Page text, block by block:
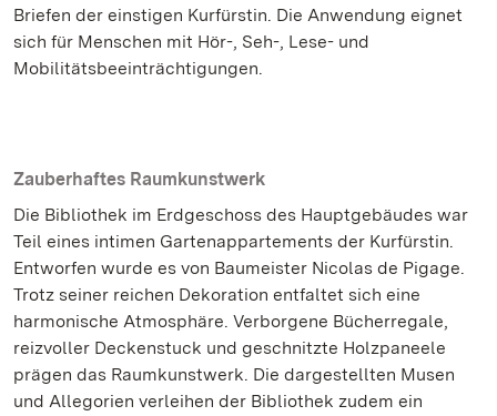
Briefen der einstigen Kurfürstin. Die Anwendung eignet
sich für Menschen mit Hör-, Seh-, Lese- und
Mobilitätsbeeinträchtigungen.
Zauberhaftes Raumkunstwerk
Die Bibliothek im Erdgeschoss des Hauptgebäudes war
Teil eines intimen Gartenappartements der Kurfürstin.
Entworfen wurde es von Baumeister Nicolas de Pigage.
Trotz seiner reichen Dekoration entfaltet sich eine
harmonische Atmosphäre. Verborgene Bücherregale,
reizvoller Deckenstuck und geschnitzte Holzpaneele
prägen das Raumkunstwerk. Die dargestellten Musen
und Allegorien verleihen der Bibliothek zudem ein